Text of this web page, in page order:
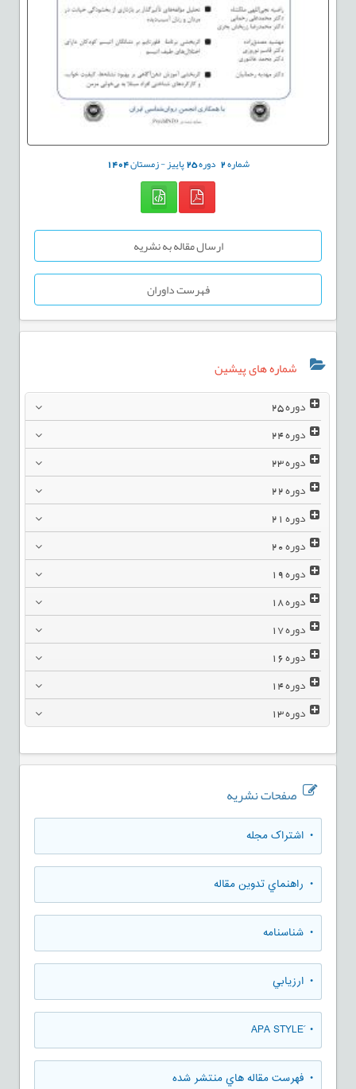
شماره2 دوره25پاییز - زمستان1404
ارسال مقاله به نشریه
فهرست داوران
شماره های پیشین
دوره25
دوره24
دوره23
دوره22
دوره21
دوره20
دوره19
دوره18
دوره17
دوره16
دوره14
دوره13
صفحات نشریه
• اشتراک مجله
• راهنماي تدوين مقاله
• شناسنامه
• ارزيابي
• َAPA STYLE
• فهرست مقاله هاي منتشر شده